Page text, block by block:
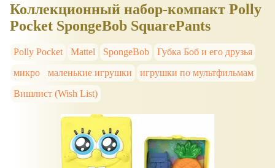
Коллекционный набор-компакт Polly
Pocket SpongeBob SquarePants
Polly Pocket Mattel SpongeBob
Губка Боб и его друзья
микро
маленькие игрушки
игрушки по мультфильмам
Вишлист (Wish List)